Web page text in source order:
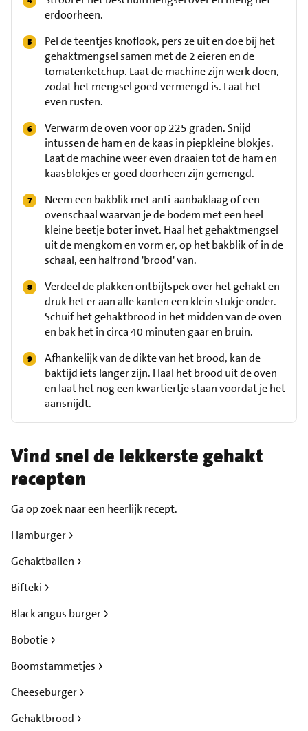
erdoorheen.
Pel de teentjes knoflook, pers ze uit en doe bij het
gehaktmengsel samen met de 2 eieren en de
tomatenketchup. Laat de machine zijn werk doen,
zodat het mengsel goed vermengd is. Laat het
even rusten.
Verwarm de oven voor op 225 graden. Snijd
intussen de ham en de kaas in piepkleine blokjes.
Laat de machine weer even draaien tot de ham en
kaasblokjes er goed doorheen zijn gemengd.
Neem een bakblik met anti-aanbaklaag of een
ovenschaal waarvan je de bodem met een heel
kleine beetje boter invet. Haal het gehaktmengsel
uit de mengkom en vorm er, op het bakblik of in de
schaal, een halfrond 'brood' van.
Verdeel de plakken ontbijtspek over het gehakt en
druk het er aan alle kanten een klein stukje onder.
Schuif het gehaktbrood in het midden van de oven
en bak het in circa 40 minuten gaar en bruin.
Afhankelijk van de dikte van het brood, kan de
baktijd iets langer zijn. Haal het brood uit de oven
en laat het nog een kwartiertje staan voordat je het
aansnijdt.
Vind snel de lekkerste gehakt
recepten
Ga op zoek naar een heerlijk recept.
Hamburger
Gehaktballen
Bifteki
Black angus burger
Bobotie
Boomstammetjes
Cheeseburger
Gehaktbrood